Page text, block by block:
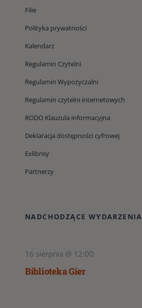
Filie
Polityka prywatności
Kalendarz
Regulamin Czytelni
Regulamin Wypożyczalni
Regulamin czytelni internetowych
RODO Klauzula informacyjna
Deklaracja dostępności cyfrowej
Exlibrisy
Partnerzy
NADCHODZĄCE WYDARZENIA
16 sierpnia @ 12:00
Biblioteka Gier